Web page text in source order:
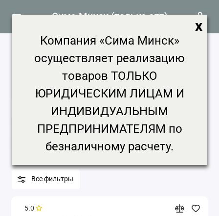
Сима Минск (только опт)
Сувениры продажа, цена в Минске
Наша разработка Сувениры
Цена, ₽ Срок доставки
Все фильтры
5.0
x
Компания «Сима Минск»
осуществляет реализацию
товаров ТОЛЬКО
ЮРИДИЧЕСКИМ ЛИЦАМ И
ИНДИВИДУАЛЬНЫМ
ПРЕДПРИНИМАТЕЛЯМ по
безналичному расчету.